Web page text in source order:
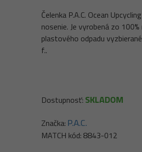
Čelenka P.A.C. Ocean
nosenie. Je vyrobená zo
plastového odpadu
f..
Dostupnosť: SKLADOM
Značka: P.A.C.
MATCH kód: 8843-012